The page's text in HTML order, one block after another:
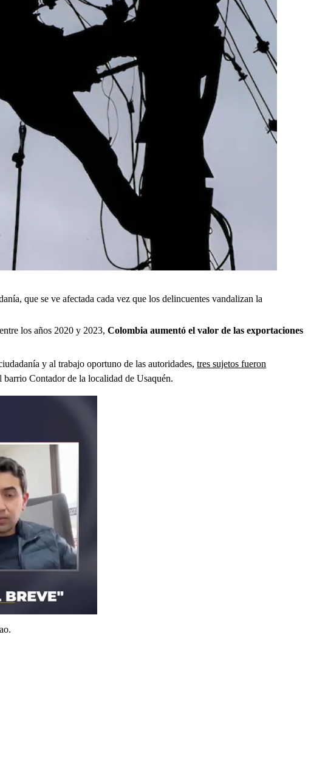
que se ve afectada cada vez que los delincuentes vandalizan la
los años 2020 y 2023, Colombia aumentó el valor de las exportaciones
y al trabajo oportuno de las autoridades, tres sujetos fueron
barrio Contador de la localidad de Usaquén.